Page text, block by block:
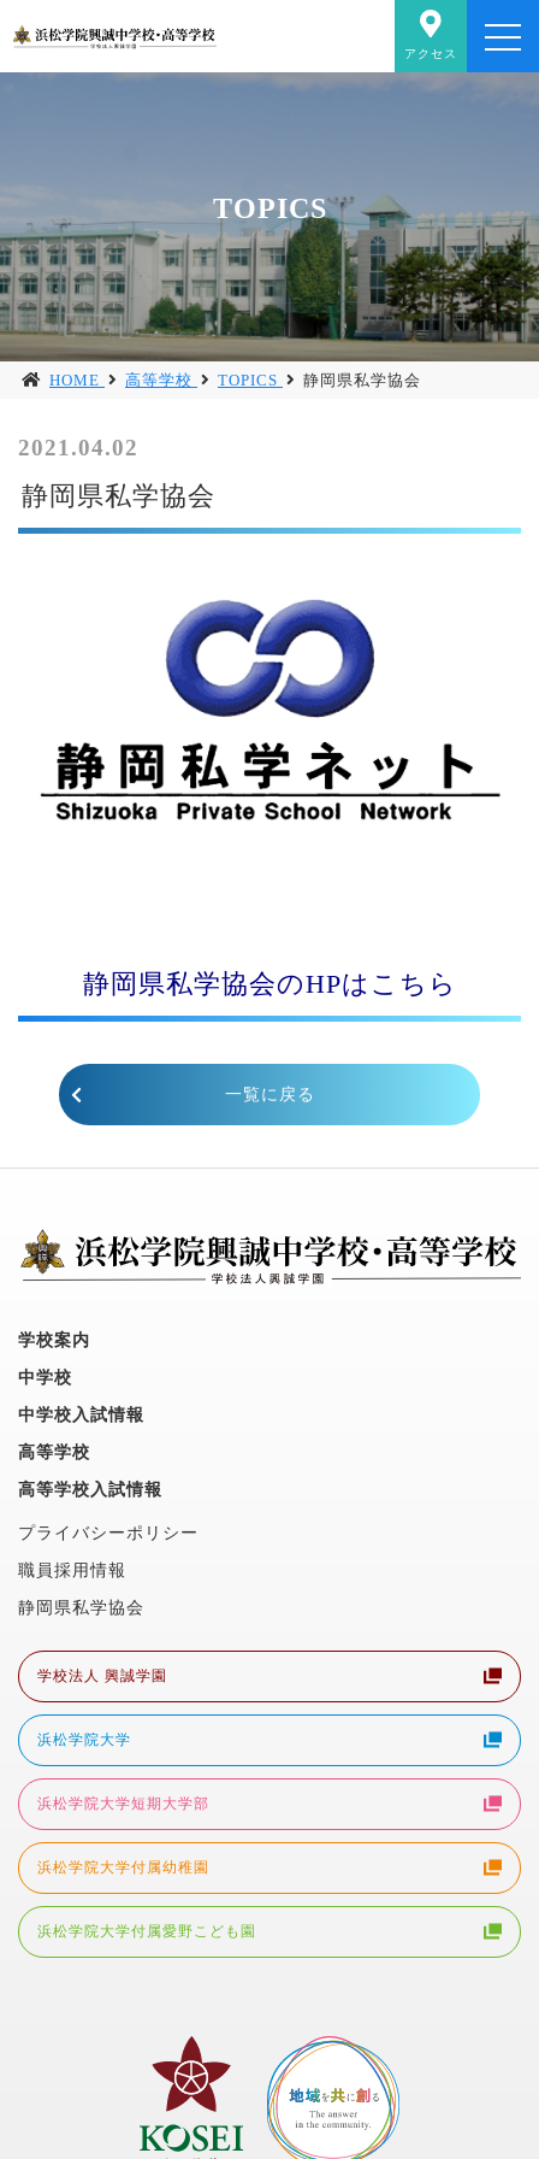
アクセス
TOPICS
HOME 高等学校 TOPICS 静岡県私学協会
2021.04.02
静岡県私学協会
静岡県私学協会のHPはこちら
一覧に戻る
学校案内
中学校
中学校入試情報
高等学校
高等学校入試情報
プライバシーポリシー
職員採用情報
静岡県私学協会
学校法人 興誠学園
浜松学院大学
浜松学院大学短期大学部
浜松学院大学付属幼稚園
浜松学院大学付属愛野こども園